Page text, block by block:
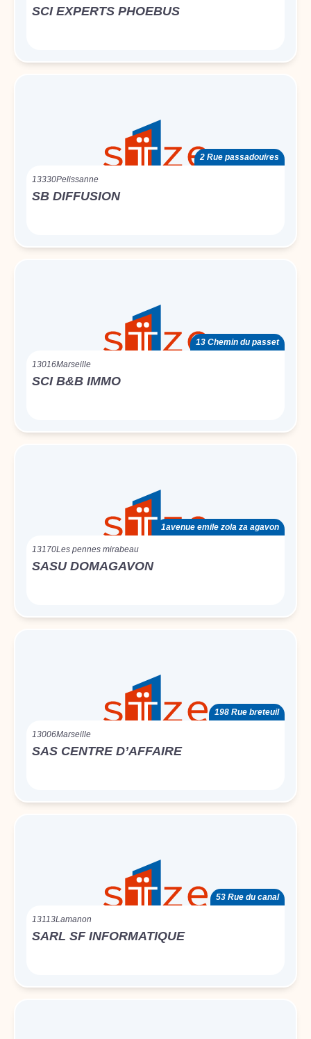
SCI EXPERTS PHOEBUS
2 Rue passadouires
13330Pelissanne
SB DIFFUSION
13 Chemin du passet
13016Marseille
SCI B&B IMMO
1avenue emile zola za agavon
13170Les pennes mirabeau
SASU DOMAGAVON
198 Rue breteuil
13006Marseille
SAS CENTRE D’AFFAIRE
53 Rue du canal
13113Lamanon
SARL SF INFORMATIQUE